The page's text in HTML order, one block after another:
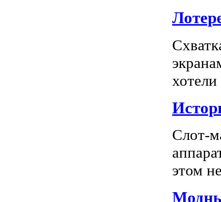
Слот-
этом